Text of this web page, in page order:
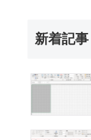
新着記事